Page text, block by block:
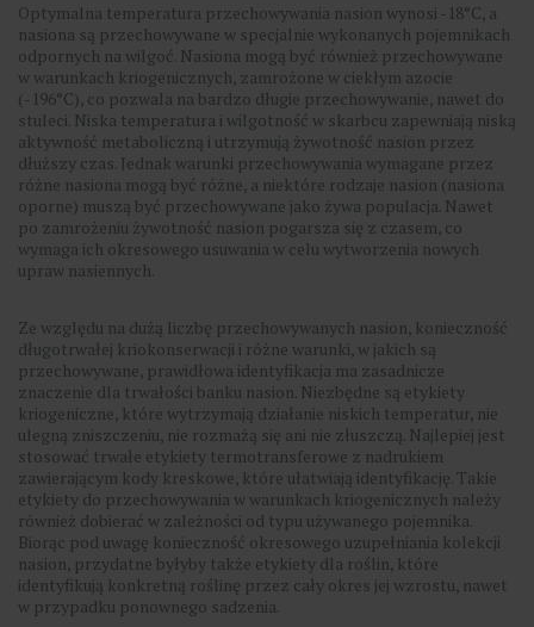
Optymalna temperatura przechowywania nasion wynosi -18°C, a
nasiona są przechowywane w specjalnie wykonanych pojemnikach
odpornych na wilgoć. Nasiona mogą być również przechowywane
w warunkach kriogenicznych, zamrożone w ciekłym azocie
(-196°C), co pozwala na bardzo długie przechowywanie, nawet do
stuleci. Niska temperatura i wilgotność w skarbcu zapewniają niską
aktywność metaboliczną i utrzymują żywotność nasion przez
dłuższy czas. Jednak warunki przechowywania wymagane przez
różne nasiona mogą być różne, a niektóre rodzaje nasion (nasiona
oporne) muszą być przechowywane jako żywa populacja. Nawet
po zamrożeniu żywotność nasion pogarsza się z czasem, co
wymaga ich okresowego usuwania w celu wytworzenia nowych
upraw nasiennych.
Ze względu na dużą liczbę przechowywanych nasion, konieczność
długotrwałej kriokonserwacji i różne warunki, w jakich są
przechowywane, prawidłowa identyfikacja ma zasadnicze
znaczenie dla trwałości banku nasion. Niezbędne są etykiety
kriogeniczne, które wytrzymają działanie niskich temperatur, nie
ulegną zniszczeniu, nie rozmażą się ani nie złuszczą. Najlepiej jest
stosować trwałe etykiety termotransferowe z nadrukiem
zawierającym kody kreskowe, które ułatwiają identyfikację. Takie
etykiety do przechowywania w warunkach kriogenicznych należy
również dobierać w zależności od typu używanego pojemnika.
Biorąc pod uwagę konieczność okresowego uzupełniania kolekcji
nasion, przydatne byłyby także etykiety dla roślin, które
identyfikują konkretną roślinę przez cały okres jej wzrostu, nawet
w przypadku ponownego sadzenia.